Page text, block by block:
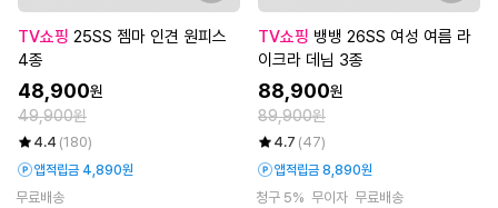
TV쇼핑
4종
48,900원
49,900원
4.4 (180)
앱적립금 4,890원
무료배송
TV쇼핑
이크라 데님 3종
88,900원
89,900원
4.7 (47)
앱적립금 8,890원
청구 5% 무이자 무료배송